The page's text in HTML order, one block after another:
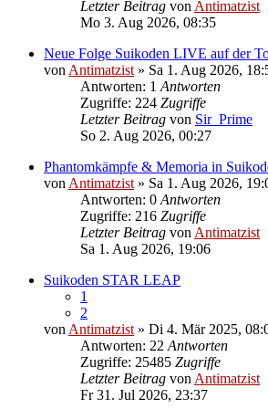
Letzter Beitrag vonAntimatzist
Mo 3. Aug 2026, 08:35
Neue Folge Suikoden LIVE auf der
vonAntimatzist» Sa 1. Aug 2026,
Antworten: 1Antworten
Zugriffe: 224 Zugriffe
Letzter Beitrag von Sir_Prime
So 2. Aug 2026, 00:27
Phantomkämpfe & Memoria in
vonAntimatzist» Sa 1. Aug 2026,
Antworten: 0Antworten
Zugriffe: 216 Zugriffe
Letzter Beitrag vonAntimatzist
Sa 1. Aug 2026, 19:06
Suikoden STAR LEAP
1
2
vonAntimatzist» Di 4. Mär 2025,
Antworten: 22Antworten
Zugriffe: 25485 Zugriffe
Letzter Beitrag vonAntimatzist
Fr 31. Jul 2026, 23:37